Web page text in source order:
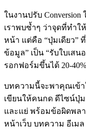
ในงานปรับ
เราพบซ้ำๆ ว่าจุดที่ทำ
หน้า แต่คือ “ปุ่มเดียว”
ข้อมูล” เป็น “รับใบเส
รอกฟอร์มขึ้นได้ 20-
บทความนี้จะพาคุณเข้า
เขียนให้คนกด ดีไซน์ปุ่
และแย่ พร้อมข้อผิดพล
หน้าเว็บ บทความ อีเม